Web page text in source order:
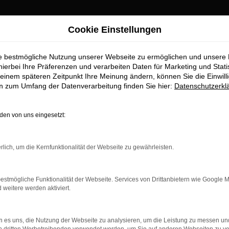
Performer
Performer 2024" von ŠKODA ausgezeichnet!
Schrobenhausen mit dem TitelBest
ausgezeichnet wurde.
Kautzki überreicht wurde, ist ein klarer
Cookie Einstellungen
bestmögliche Nutzung unserer Webseite zu ermöglichen und unsere
Ihre Präferenzen und verarbeiten Daten für Marketing und
späteren Zeitpunkt Ihre Meinung ändern, können Sie die
zum Umfang der Datenverarbeitung finden Sie hier:
von uns eingesetzt:
um die Kernfunktionalität der Webseite zu gewährleisten.
Funktionalität der Webseite. Services von Drittanbietern wie Google
weitere werden aktiviert.
es uns, die Nutzung der Webseite zu analysieren, um die Leistung zu messen